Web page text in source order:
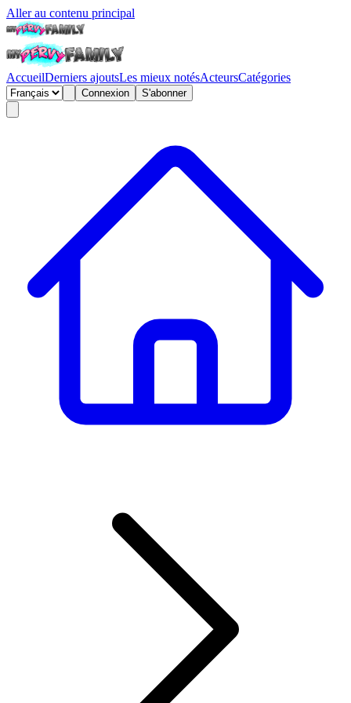
Aller au contenu principal
AccueilDerniers ajoutsLes mieux notésActeursCatégories
Connexion S'abonner